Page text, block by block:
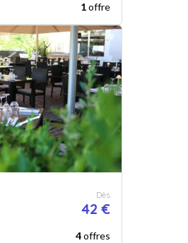
1offre
Dès
42 €
4offres